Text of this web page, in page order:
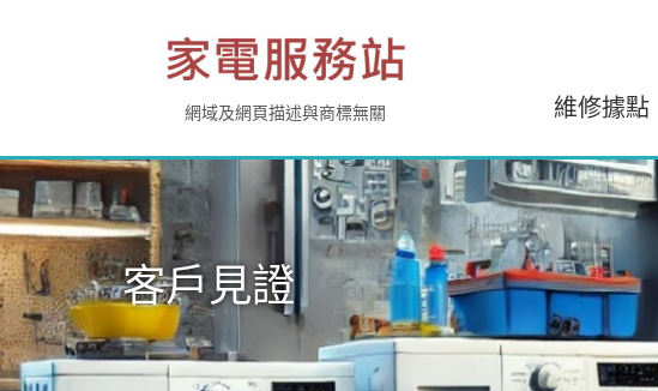
網域及網頁描述與商標無關 維修據點
客戶見證